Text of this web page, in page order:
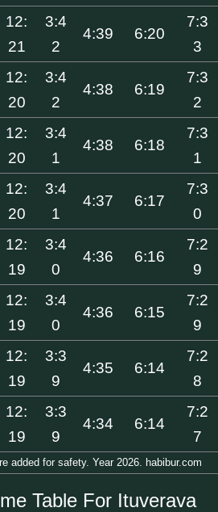
12:
21
3:4
2
4:39 6:20
7:3
3
12:
20
3:4
2
4:38 6:19
7:3
2
12:
20
3:4
1
4:38 6:18
7:3
1
12:
20
3:4
1
4:37 6:17
7:3
0
12:
19
3:4
0
4:36 6:16
7:2
9
12:
19
3:4
0
4:36 6:15
7:2
9
12:
19
3:3
9
4:35 6:14
7:2
8
12:
19
3:3
9
4:34 6:14
7:2
7
added for safety. Year 2026. habibur.com
Table For Ituverava